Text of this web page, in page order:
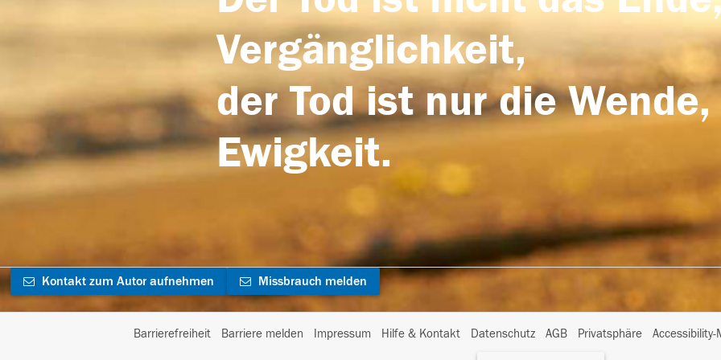
Vergänglichkeit,
der Tod ist nur die
Ewigkeit.
Kontakt zum Autor aufnehmen Missbrauch melden
Barrierefreiheit Barriere melden Impressum Hilfe & Kontakt Datenschutz AGB Privatsphäre
I